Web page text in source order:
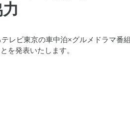
レビ東京の車中泊×グルメドラマ番組
を発表いたします。